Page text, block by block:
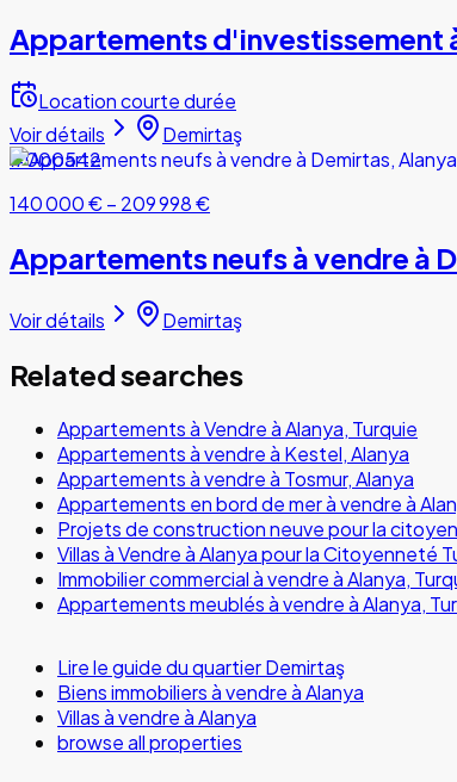
Appartements d'investissement
Location courte durée
Voir détails
Demirtaş
#000542
140 000 €– 209 998 €
Appartements neufs à vendre à
Voir détails Demirtaş
Related searches
Appartements à Vendre à Alanya, Turquie
Appartements à vendre à Kestel, Alanya
Appartements à vendre à Tosmur, Alanya
Appartements en bord de mer à vendre à
Projets de construction neuve pour la
Villas à Vendre à Alanya pour la Citoyenneté
Immobilier commercial à vendre à Alanya,
Appartements meublés à vendre à Alanya,
Lire le guide du quartier Demirtaş
Biens immobiliers à vendre à Alanya
Villas à vendre à Alanya
browse all properties